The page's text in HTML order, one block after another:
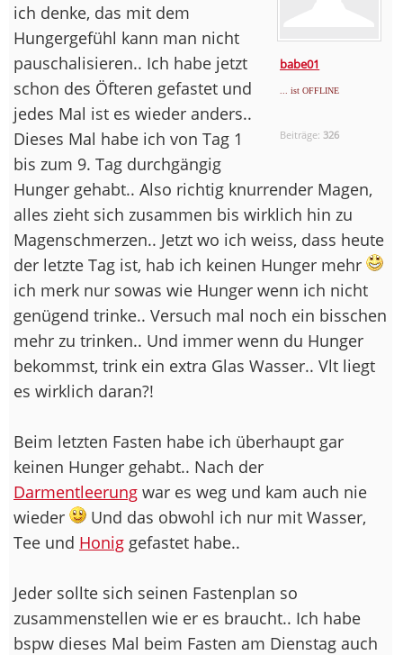
babe01
... ist OFFLINE
Beiträge:326
ich denke, das mit dem
Hungergefühl kann man nicht
pauschalisieren.. Ich habe jetzt
schon des Öfteren gefastet und
jedes Mal ist es wieder anders..
Dieses Mal habe ich von Tag 1
bis zum 9. Tag durchgängig
Hunger gehabt.. Also richtig knurrender Magen,
alles zieht sich zusammen bis wirklich hin zu
Magenschmerzen.. Jetzt wo ich weiss, dass heute
der letzte Tag ist, hab ich keinen Hunger mehr
ich merk nur sowas wie Hunger wenn ich nicht
genügend trinke.. Versuch mal noch ein bisschen
mehr zu trinken.. Und immer wenn du Hunger
bekommst, trink ein extra Glas Wasser.. Vlt liegt
es wirklich daran?!
Beim letzten Fasten habe ich überhaupt gar
keinen Hunger gehabt.. Nach der
Darmentleerung war es weg und kam auch nie
wieder
Und das obwohl ich nur mit Wasser,
Tee und Honig gefastet habe..
Jeder sollte sich seinen Fastenplan so
zusammenstellen wie er es braucht.. Ich habe
bspw dieses Mal beim Fasten am Dienstag auch